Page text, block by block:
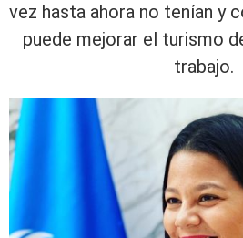
vez hasta ahora no tenían y
puede mejorar el turismo
trabajo.